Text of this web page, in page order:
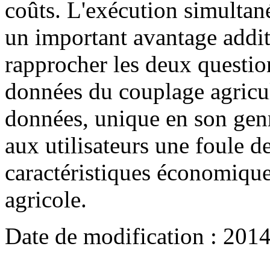
coûts. L'exécution
un important avantage
rapprocher les deux
données du couplage
données, unique en son
aux utilisateurs une foule
caractéristiques
agricole.
Date de modification :